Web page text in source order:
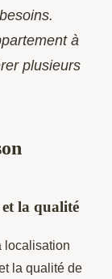
à
plusieurs
la qualité
localisation
la qualité de